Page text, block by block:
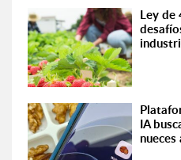
Ley de
IA
nueces